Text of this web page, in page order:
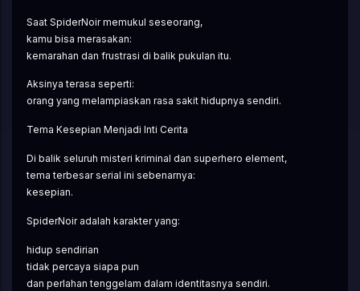
Saat SpiderNoir memukul seseorang,
kamu bisa merasakan:
kemarahan dan frustrasi di balik pukulan itu.
Aksinya terasa seperti:
orang yang melampiaskan rasa sakit hidupnya sendiri.
Tema Kesepian Menjadi Inti Cerita
Di balik seluruh misteri kriminal dan superhero element,
tema terbesar serial ini sebenarnya:
kesepian.
SpiderNoir adalah karakter yang:
hidup sendirian
tidak percaya siapa pun
dan perlahan tenggelam dalam identitasnya sendiri.